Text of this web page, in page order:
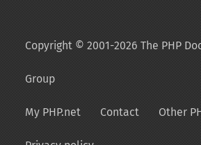
Copyright © 2001-2026 The PHP
Group
My PHP.net Contact Other